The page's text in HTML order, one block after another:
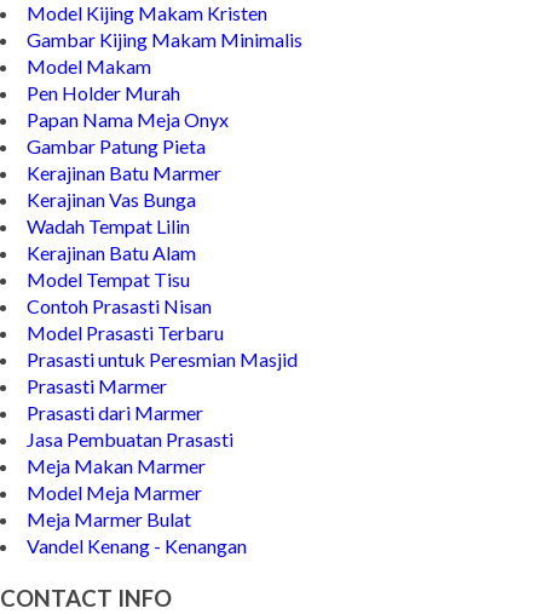
Model Kijing Makam Kristen
Gambar Kijing Makam Minimalis
Model Makam
Pen Holder Murah
Papan Nama Meja Onyx
Gambar Patung Pieta
Kerajinan Batu Marmer
Kerajinan Vas Bunga
Wadah Tempat Lilin
Kerajinan Batu Alam
Model Tempat Tisu
Contoh Prasasti Nisan
Model Prasasti Terbaru
Prasasti untuk Peresmian Masjid
Prasasti Marmer
Prasasti dari Marmer
Jasa Pembuatan Prasasti
Meja Makan Marmer
Model Meja Marmer
Meja Marmer Bulat
Vandel Kenang - Kenangan
CONTACT INFO